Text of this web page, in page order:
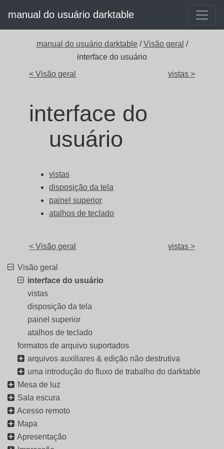
manual do usuário darktable
manual do usuário darktable /Visão geral /
interface do usuário
< Visão geral
vistas >
interface do
usuário
vistas
disposição da tela
painel superior
atalhos de teclado
< Visão geral vistas >
Visão geral
interface do usuário
vistas
disposição da tela
painel superior
atalhos de teclado
formatos de arquivo suportados
arquivos auxiliares & edição não destrutiva
uma introdução do fluxo de trabalho do darktable
Mesa de luz
Sala escura
Acesso remoto
Mapa
Apresentação